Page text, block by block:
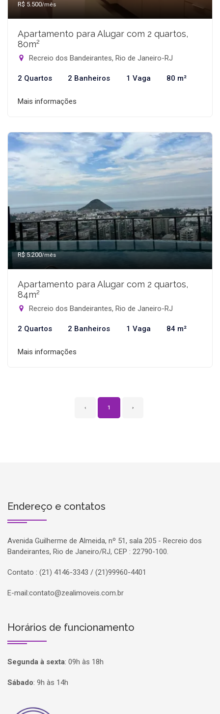
R$ 5.500/mês
Apartamento para Alugar com 2 quartos,
80m²
Recreio dos Bandeirantes, Rio de Janeiro-RJ
2 Quartos 2 Banheiros 1 Vaga 80 m²
Mais informações
R$ 5.200/mês
Apartamento para Alugar com 2 quartos,
84m²
Recreio dos Bandeirantes, Rio de Janeiro-RJ
2 Quartos 2 Banheiros 1 Vaga 84 m²
Mais informações
‹ 1 ›
Endereço e contatos
Avenida Guilherme de Almeida, nº 51, sala 205 - Recreio dos
Bandeirantes, Rio de Janeiro/RJ, CEP : 22790-100.
Contato : (21) 4146-3343 / (21)99960-4401
E-mail:contato@zealimoveis.com.br
Horários de funcionamento
Segunda à sexta: 09h às 18h
Sábado: 9h às 14h